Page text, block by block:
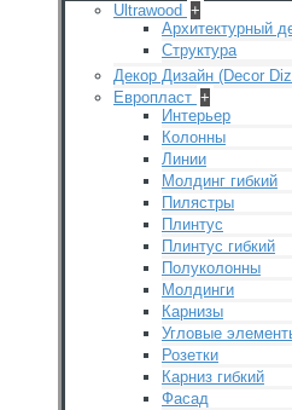
Ultrawood +
Архитектурный
Структура
Декор Дизайн (Decor
Европласт +
Интерьер
Колонны
Линии
Молдинг гибкий
Пилястры
Плинтус
Плинтус гибкий
Полуколонны
Молдинги
Карнизы
Угловые
Розетки
Карниз гибкий
Фасад